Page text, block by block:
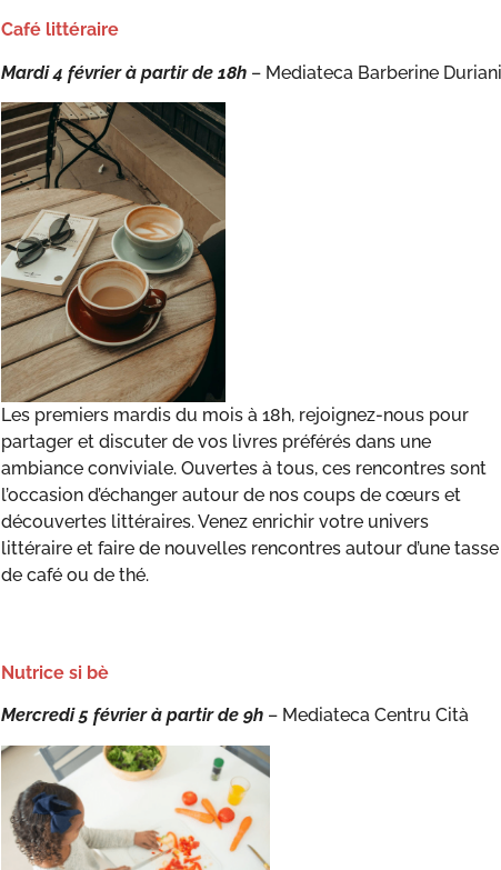
Café littéraire
Mardi 4 février à partir de 18h – Mediateca Barberine Duriani
Les premiers mardis du mois à 18h, rejoignez-nous pour
partager et discuter de vos livres préférés dans une
ambiance conviviale. Ouvertes à tous, ces rencontres sont
l’occasion d’échanger autour de nos coups de cœurs et
découvertes littéraires. Venez enrichir votre univers
littéraire et faire de nouvelles rencontres autour d’une tasse
de café ou de thé.
Nutrice si bè
Mercredi 5 février à partir de 9h – Mediateca Centru Cità